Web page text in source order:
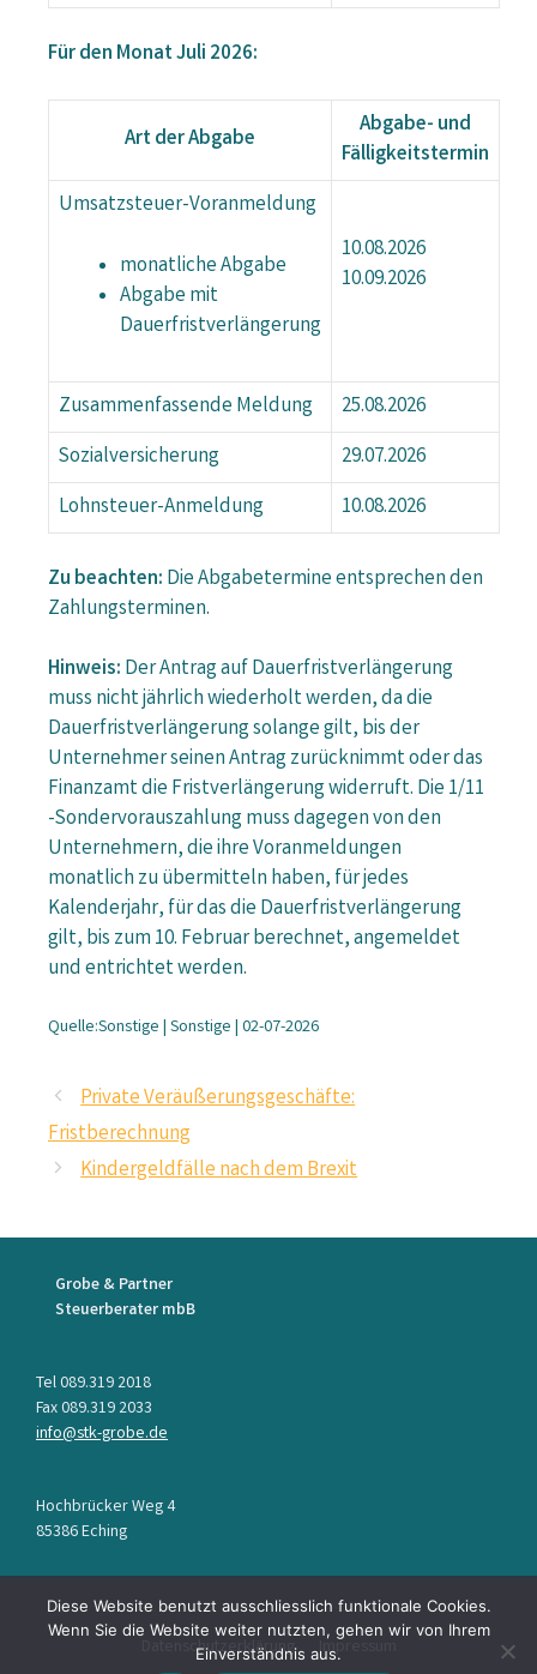
Für den Monat Juli 2026:
Art der Abgabe
Abgabe- und
Fälligkeitstermin
Umsatzsteuer-Voranmeldung
monatliche Abgabe
Abgabe mit
Dauerfristverlängerung
10.08.2026
10.09.2026
Zusammenfassende Meldung
25.08.2026
Sozialversicherung
29.07.2026
Lohnsteuer-Anmeldung
10.08.2026
Zu beachten: Die Abgabetermine entsprechen den
Zahlungsterminen.
Hinweis: Der Antrag auf Dauerfristverlängerung
muss nicht jährlich wiederholt werden, da die
Dauerfristverlängerung solange gilt, bis der
Unternehmer seinen Antrag zurücknimmt oder das
Finanzamt die Fristverlängerung widerruft. Die 1/11
-Sondervorauszahlung muss dagegen von den
Unternehmern, die ihre Voranmeldungen
monatlich zu übermitteln haben, für jedes
Kalenderjahr, für das die Dauerfristverlängerung
gilt, bis zum 10. Februar berechnet, angemeldet
und entrichtet werden.
Quelle:Sonstige | Sonstige | 02-07-2026
Private Veräußerungsgeschäfte:
Fristberechnung
Kindergeldfälle nach dem Brexit
Grobe & Partner
Steuerberater mbB
Tel 089.319 2018
Fax 089.319 2033
info@stk-grobe.de
Hochbrücker Weg 4
85386 Eching
Datenschutzerklärung Impressum
Diese Website benutzt ausschliesslich funktionale Cookies.
Wenn Sie die Website weiter nutzten, gehen wir von Ihrem
Einverständnis aus.